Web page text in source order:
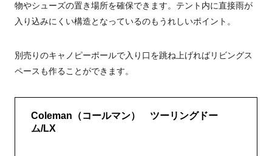
物やシューズの置き場所を確保できます。テント内に直接雨が
入り込みにくい構造となっているのもうれしいポイント。
別売りのキャノピーポールで入り口を跳ね上げればリビングス
ペースも作ることができます。
Coleman（コールマン） ツーリングドー
ム/LX